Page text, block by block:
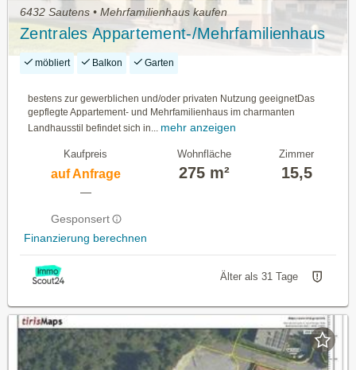
6432 Sautens • Mehrfamilienhaus kaufen
Zentrales Appartement-/Mehrfamilienhaus
möbliert Balkon Garten
bestens zur gewerblichen und/oder privaten Nutzung geeignetDas
gepflegte Appartement- und Mehrfamilienhaus im charmanten
Landhausstil befindet sich in...
mehr anzeigen
Kaufpreis
auf Anfrage
—
Gesponsert
Finanzierung berechnen
Wohnfläche
275 m²
Zimmer
15,5
Älter als 31 Tage